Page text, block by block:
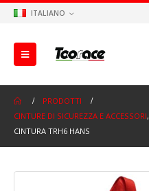
ITALIANO
PRODOTTI
CINTURE DI SICUREZZA E ACCESSORI,
CINTURA TRH6 HANS